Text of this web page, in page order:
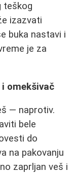
teškog
izazvati
buka nastavi i
je za
omekšivač
— naprotiv.
bele
do
na pakovanju
zaprljan veš i